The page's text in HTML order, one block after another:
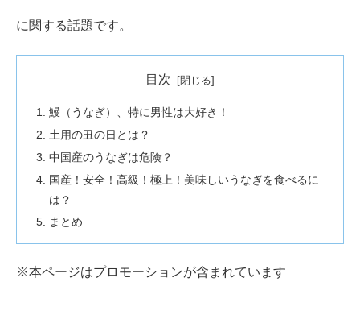
に関する話題です。
目次
鰻（うなぎ）、特に男性は大好き！
土用の丑の日とは？
中国産のうなぎは危険？
国産！安全！高級！極上！美味しいうなぎを食べるに
は？
まとめ
※本ページはプロモーションが含まれています